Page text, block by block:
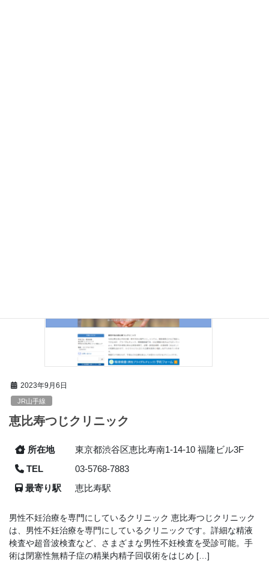
2023年9月6日
JR山手線
恵比寿つじクリニック
所在地
東京都渋谷区恵比寿南1-14-10 福隆ビル3F
TEL
03-5768-7883
最寄り駅
恵比寿駅
男性不妊治療を専門にしているクリニック 恵比寿つじクリニック
は、男性不妊治療を専門にしているクリニックです。詳細な精液
検査や超音波検査など、さまざまな男性不妊検査を受診可能。手
術は閉塞性無精子症の精巣内精子回収術をはじめ […]